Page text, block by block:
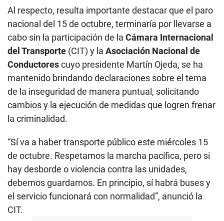
Al respecto, resulta importante destacar que el paro
nacional del 15 de octubre, terminaría por llevarse a
cabo sin la participación de la Cámara Internacional
del Transporte (CIT) y la Asociación Nacional de
Conductorescuyo presidente Martín Ojeda, se ha
mantenido brindando declaraciones sobre el tema
de la inseguridad de manera puntual, solicitando
cambios y la ejecución de medidas que logren frenar
la criminalidad.
“Sí va a haber transporte público este miércoles 15
de octubre. Respetamos la marcha pacífica, pero si
hay desborde o violencia contra las unidades,
debemos guardarnos. En principio, sí habrá buses y
el servicio funcionará con normalidad”, anunció la
CIT.